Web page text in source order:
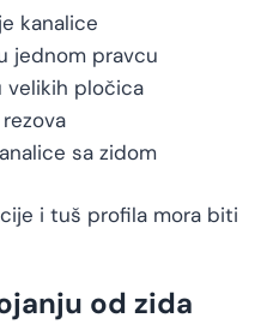
kanalice
jednom pravcu
velikih pločica
sa zidom
i tuš profila mora biti
od zida